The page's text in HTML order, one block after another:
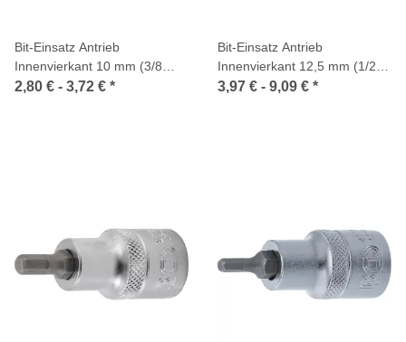
Bit-Einsatz Antrieb
Innenvierkant 10 mm (3/8
Zoll) T-Profil (für Torx) mit
2,80 € - 3,72 € *
Bit-Einsatz Antrieb
Innenvierkant 12,5 mm (1/2
Zoll) Innensechskant
3,97 € - 9,09 € *